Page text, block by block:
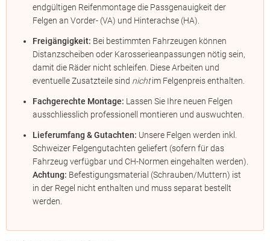
endgültigen Reifenmontage die Passgenauigkeit der
Felgen an Vorder- (VA) und Hinterachse (HA).
Freigängigkeit: Bei bestimmten Fahrzeugen können
Distanzscheiben oder Karosserieanpassungen nötig sein,
damit die Räder nicht schleifen. Diese Arbeiten und
eventuelle Zusatzteile sind nichtim Felgenpreis enthalten.
Fachgerechte Montage: Lassen Sie Ihre neuen Felgen
ausschliesslich professionell montieren und auswuchten.
Lieferumfang & Gutachten: Unsere Felgen werden inkl.
Schweizer Felgengutachten geliefert (sofern für das
Fahrzeug verfügbar und CH-Normen eingehalten werden).
Achtung: Befestigungsmaterial (Schrauben/Muttern) ist
in der Regel nicht enthalten und muss separat bestellt
werden.